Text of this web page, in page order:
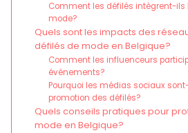
Comment les défilés intègrent-
mode?
Quels sont les impacts des
défilés de mode en Belgique?
Comment les influenceurs
événements?
Pourquoi les médias sociaux
promotion des défilés?
Quels conseils pratiques pour
mode en Belgique?